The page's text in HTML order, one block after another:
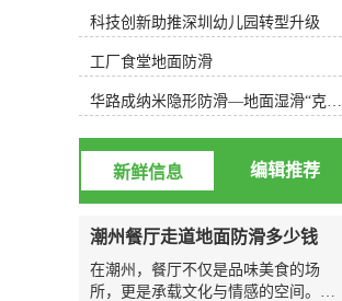
害性，施工后地面无残留，产生的废
液排放符合欧洲国排水标准；4、施
工中不妨碍行人通行，施工过后场所
可以立即投入使用；5、防滑、去
污、杀菌三重功效同时完成，恢复地
材原貌。我们的施工方法检验标准按
小样测试或现场确认测试（以步行不
滑为标准）v 洒水或油汤用脚前部接
触地面，后脚跟抬起15-30度向前用力
移动进行测试有阻力感；v 未经防滑
处理与已经防滑处理地面二者进行比
较。v 本检验标准可作为交工验收标
准，并规定在潮湿的环境下进行为依
科技创新助推深圳幼儿园转型升级
工厂食堂地面防滑
华路成纳米隐形防滑—地面湿滑“克星”，轻松守护你的安全健康
新鲜信息 编辑推荐
潮州餐厅走道地面防滑多少钱
在潮州，餐厅不仅是品味美食的场
所，更是承载文化与情感的空间。无